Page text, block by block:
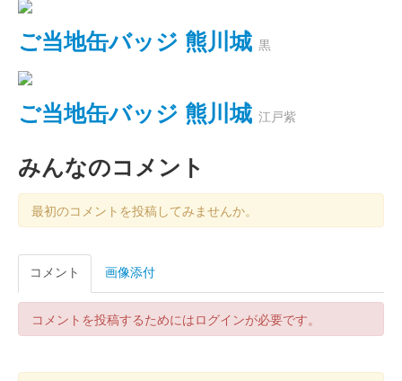
ご当地缶バッジ 熊川城 黒
ご当地缶バッジ 熊川城 江戸紫
みんなのコメント
最初のコメントを投稿してみませんか。
コメント 画像添付
コメントを投稿するためにはログインが必要です。